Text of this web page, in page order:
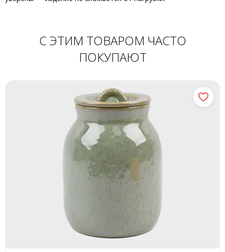
С ЭТИМ ТОВАРОМ ЧАСТО
ПОКУПАЮТ